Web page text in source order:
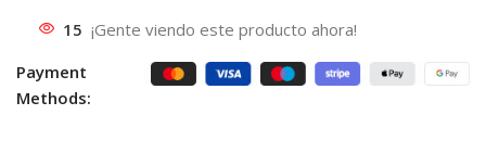
15 ¡Gente viendo este producto ahora!
Payment
Methods: